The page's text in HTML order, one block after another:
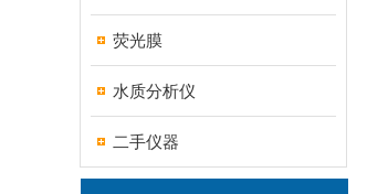
荧光膜
水质分析仪
二手仪器